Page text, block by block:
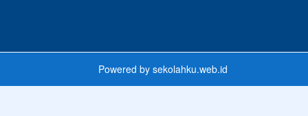
Powered by sekolahku.web.id